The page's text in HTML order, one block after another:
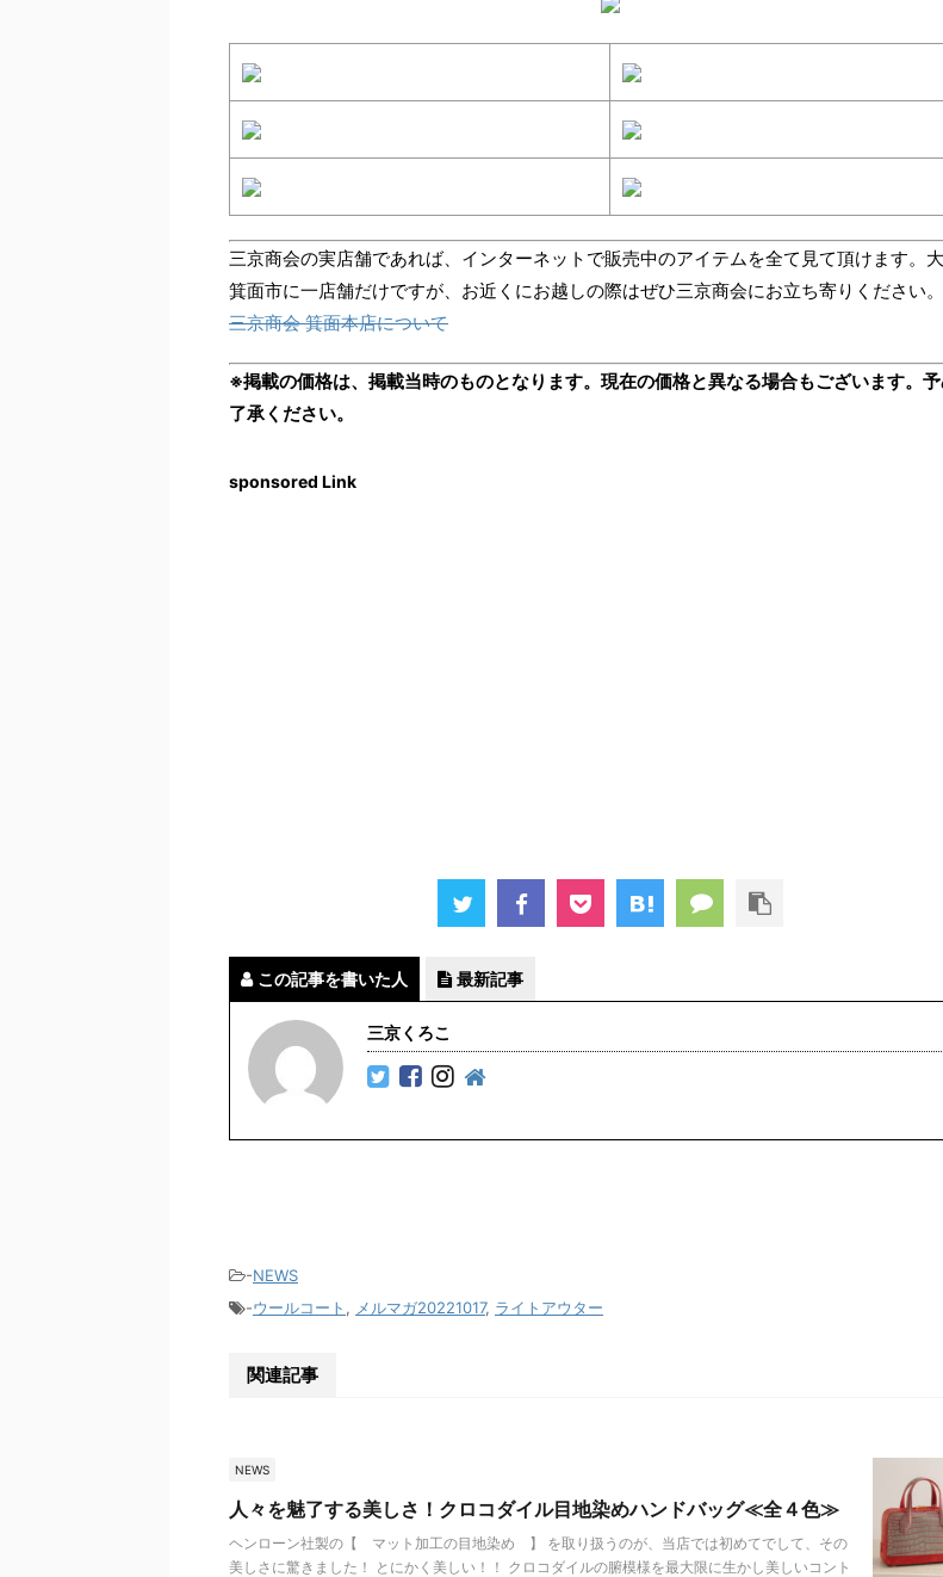
三京商会の実店舗であれば、インターネットで販売中のアイテムを全て見て頂けます。
箕面市に一店舗だけですが、お近くにお越しの際はぜひ三京商会にお立ち寄りください。
三京商会 箕面本店について
※掲載の価格は、掲載当時のものとなります。現在の価格と異なる場合もございます。
了承ください。
sponsored Link
この記事を書いた人 最新記事
三京くろこ
-NEWS
-ウールコート , メルマガ20221017, ライトアウター
関連記事
NEWS
人々を魅了する美しさ！クロコダイル目地染めハンドバッグ≪全４色≫
ヘンローン社製の【 マット加工の目地染め 】 を取り扱うのが、当店では初めてでして、その
美しさに驚きました！ とにかく美しい！！ クロコダイルの腑模様を最大限に生かし美しいコント